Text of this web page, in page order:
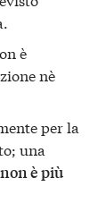
è
nè
per la
una
non è più